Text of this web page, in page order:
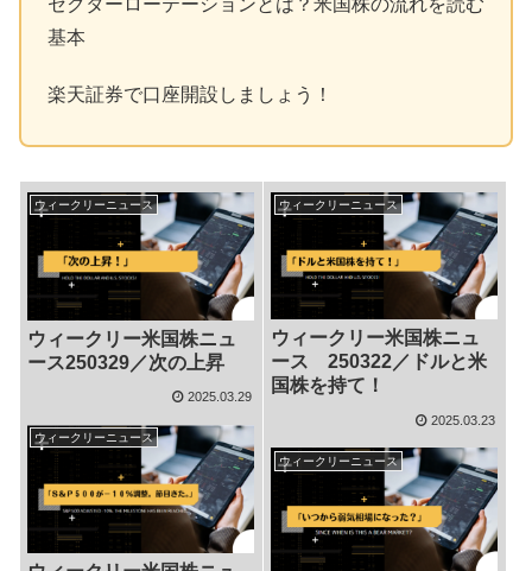
セクターローテーションとは？米国株の流れを読む
基本
楽天証券で口座開設しましょう！
ウィークリーニュース
ウィークリー米国株ニュ
ース250329／次の上昇
2025.03.29
ウィークリーニュース
ウィークリー米国株ニュ
ース 250322／ドルと米
国株を持て！
2025.03.23
ウィークリーニュース
ウィークリーニュース